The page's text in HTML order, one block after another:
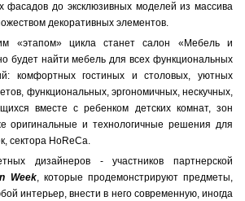
фасадов до эксклюзивных моделей из массива
декоративных элементов.
«этапом» цикла станет салон «Мебель и
будет найти мебель для всех функциональных
комфортных гостиных и столовых, уютных
функциональных, эргономичных, нескучных,
вместе с ребенком детских комнат, зон
оригинальные и технологичные решения для
сектора HoReCa.
дизайнеров - участников партнерской
Week, которые продемонстрируют предметы,
интерьер, внести в него современную, иногда